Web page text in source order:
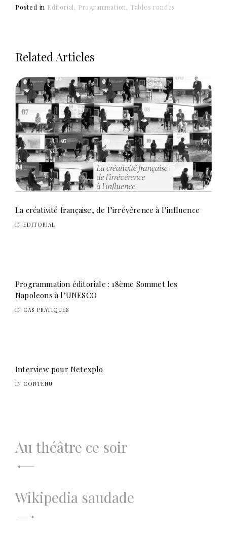
Posted in Editorial Programmation Tables rondes
Related Articles
La créativité française, de l’irrévérence à l’influence
IN EDITORIAL
Programmation éditoriale : 18ème Sommet les
Napoleons à l’UNESCO
IN CAS PRATIQUES
Interview pour Netexplo
IN CONTENU
Navigation
de
Au théâtre ce soir
Wikipedia saudade